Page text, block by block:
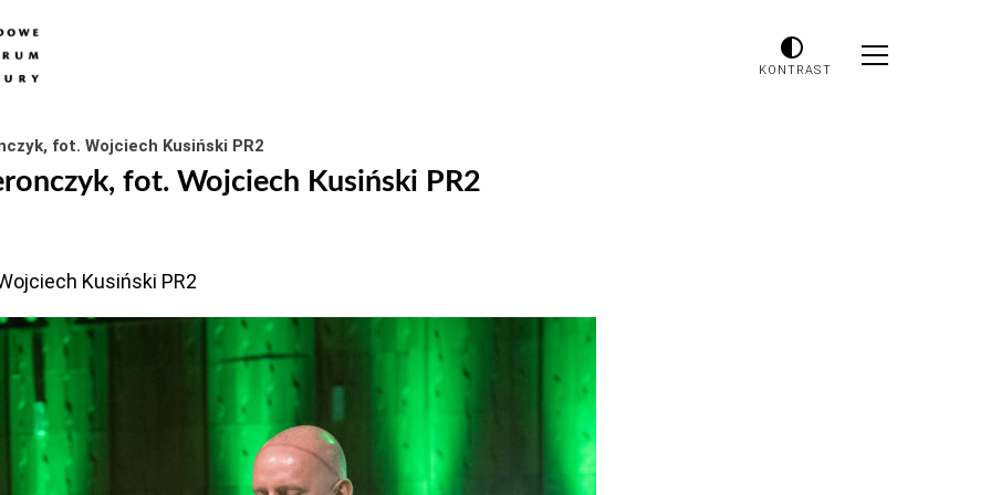
KONTRAST
fot. Wojciech Kusiński PR2
fot. Wojciech Kusiński PR2